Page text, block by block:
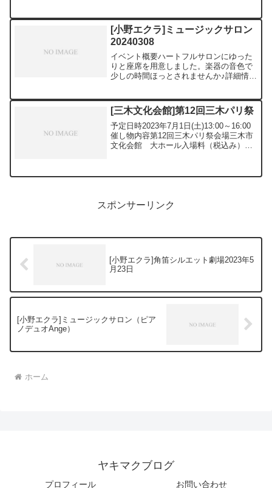
す。１回目はファミリー向けで未就学児
のお子さ...
[小野エクラ]ミュージックサロン
20240308
イベント概要ハートフルサロンにゆった
りと座席を用意しました。楽器の音色で
少しの時間ほっとされませんか♪詳細情報
無料発売日出演者 バイオリン 西山 ...
[三木文化会館]第12回三木パリ祭
予定日時2023年7月1日(土)13:00～16:00
催し物内容第12回三木パリ祭会場三木市
文化会館 大ホール入場料（税込み）前
化会館のホームペー...
スポンサーリンク
[小野エクラ]角笛シルエット劇場2023年5
月23日
[小野エクラ]ミュージックサロン（ピア
ノデュオAnge）
ホーム
ヤキマクブログ
プロフィール お問い合わせ